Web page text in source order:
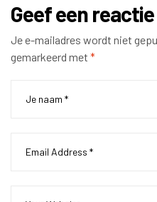
Geef een reactie
Je e-mailadres wordt niet
gemarkeerd met *